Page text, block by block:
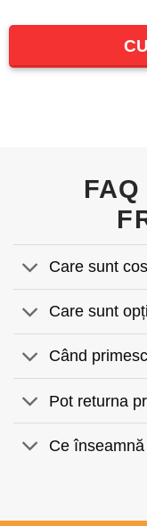
Care sunt
Care sunt
Când
Pot returna
Ce